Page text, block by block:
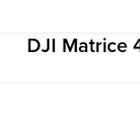
DJI Matrice